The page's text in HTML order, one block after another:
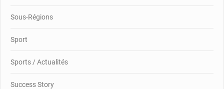
Sous-Régions
Sport
Sports / Actualités
Success Story